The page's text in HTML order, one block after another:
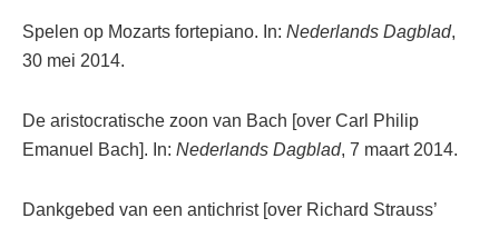
Spelen op Mozarts fortepiano. In: Nederlands Dagblad,
30 mei 2014.
De aristocratische zoon van Bach [over Carl Philip
Emanuel Bach]. In: Nederlands Dagblad, 7 maart 2014.
Dankgebed van een antichrist [over Richard Strauss’